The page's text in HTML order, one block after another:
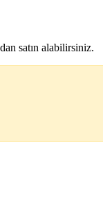
satın alabilirsiniz.